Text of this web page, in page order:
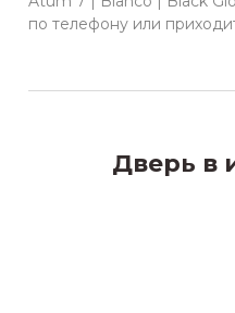
по телефону или
Дверь в